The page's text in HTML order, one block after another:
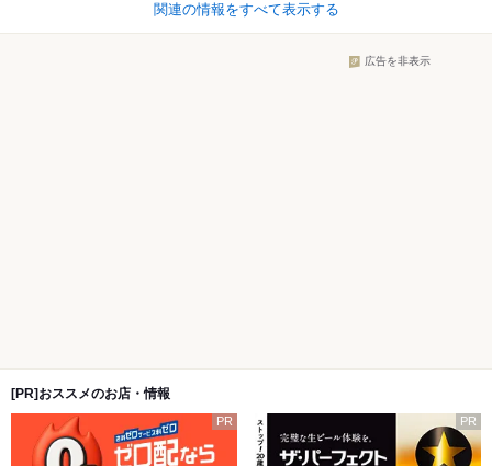
関連の情報をすべて表示する
広告を非表示
[PR]おススメのお店・情報
PR PR